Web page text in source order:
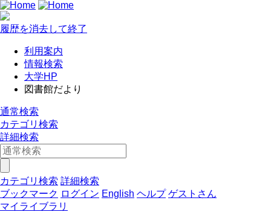
履歴を消去して終了
利用案内
情報検索
大学HP
図書館だより
通常検索
カテゴリ検索
詳細検索
カテゴリ検索 詳細検索
ブックマーク ログイン English ヘルプ ゲストさん
マイライブラリ